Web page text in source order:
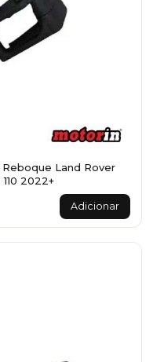
Land Rover
2022+
Adicionar